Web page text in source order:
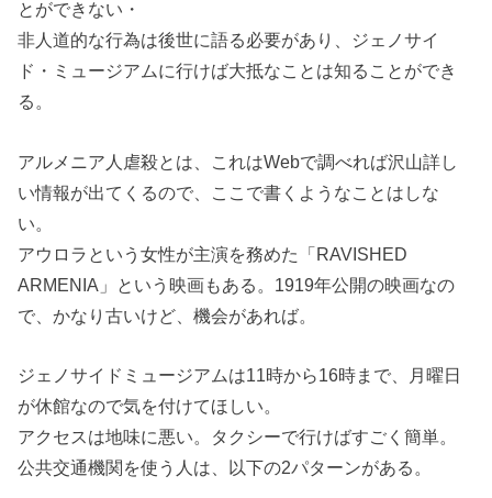
とができない・
非人道的な行為は後世に語る必要があり、ジェノサイ
ド・ミュージアムに行けば大抵なことは知ることができ
る。
アルメニア人虐殺とは、これはWebで調べれば沢山詳し
い情報が出てくるので、ここで書くようなことはしな
い。
アウロラという女性が主演を務めた「RAVISHED
ARMENIA」という映画もある。1919年公開の映画なの
で、かなり古いけど、機会があれば。
ジェノサイドミュージアムは11時から16時まで、月曜日
が休館なので気を付けてほしい。
アクセスは地味に悪い。タクシーで行けばすごく簡単。
公共交通機関を使う人は、以下の2パターンがある。